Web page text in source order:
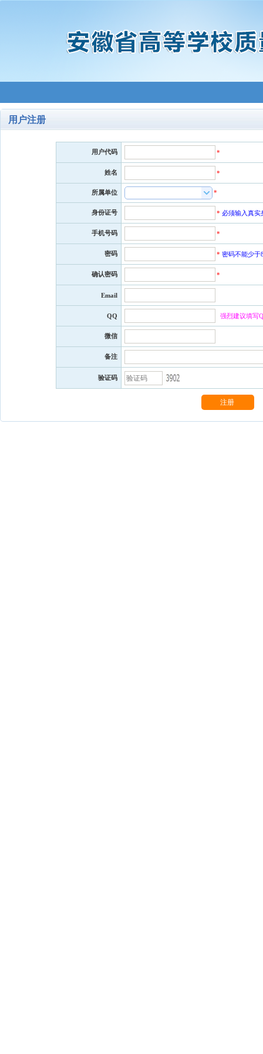
用户注册
用户代码 *
姓名 *
所属单位 *
身份证号 * 必须输入真实
手机号码 *
密码 * 密码不能少于
确认密码 *
Email
QQ 强烈建议填写
微信
备注
验证码